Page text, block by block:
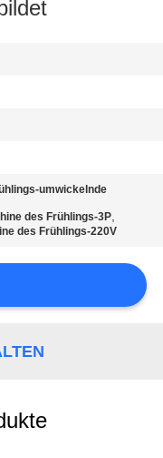
umwickelnde
des Frühlings-3P,
des Frühlings-220V